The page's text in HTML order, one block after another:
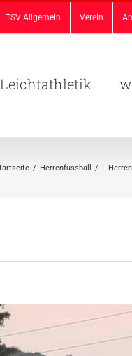
TSV Allgemein Verein
Leichtathletik
/ Herrenfussball / I. Herren